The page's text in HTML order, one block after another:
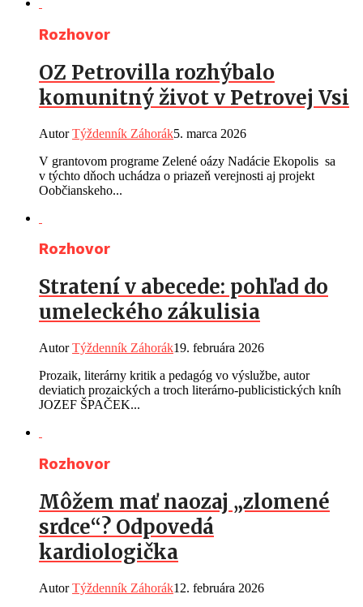
Rozhovor
OZ Petrovilla rozhýbalo
komunitný život v Petrovej Vsi
AutorTýždenník Záhorák5. marca 2026
V grantovom programe Zelené oázy Nadácie Ekopolis sa
v týchto dňoch uchádza o priazeň verejnosti aj projekt
Oobčianskeho...
Rozhovor
Stratení v abecede: pohľad do
umeleckého zákulisia
AutorTýždenník Záhorák19. februára 2026
Prozaik, literárny kritik a pedagóg vo výslužbe, autor
deviatich prozaických a troch literárno-publicistických kníh
JOZEF ŠPAČEK...
Rozhovor
Môžem mať naozaj „zlomené
srdce“? Odpovedá
kardiologička
AutorTýždenník Záhorák12. februára 2026